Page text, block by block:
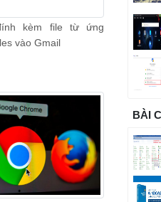
kèm file từ ứng
vào Gmail
BÀI